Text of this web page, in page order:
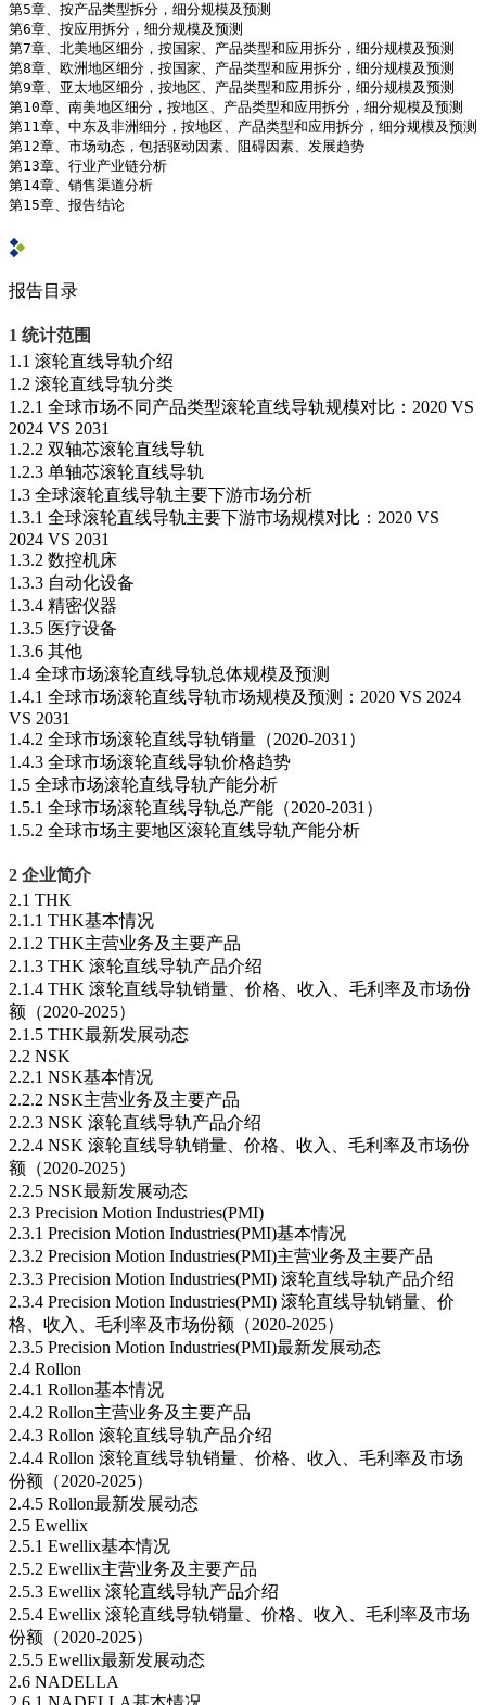
第5章、按产品类型拆分，细分规模及预测
第6章、按应用拆分，细分规模及预测
第7章、北美地区细分，按国家、产品类型和应用拆分，细分规模及预测
第8章、欧洲地区细分，按国家、产品类型和应用拆分，细分规模及预测
第9章、亚太地区细分，按地区、产品类型和应用拆分，细分规模及预测
第10章、南美地区细分，按地区、产品类型和应用拆分，细分规模及预测
第11章、中东及非洲细分，按地区、产品类型和应用拆分，细分规模及预测
第12章、市场动态，包括驱动因素、阻碍因素、发展趋势
第13章、行业产业链分析
第14章、销售渠道分析
第15章、报告结论
报告目录
1 统计范围
1.1 滚轮直线导轨介绍
1.2 滚轮直线导轨分类
1.2.1 全球市场不同产品类型滚轮直线导轨规模对比：2020 VS
2024 VS 2031
1.2.2 双轴芯滚轮直线导轨
1.2.3 单轴芯滚轮直线导轨
1.3 全球滚轮直线导轨主要下游市场分析
1.3.1 全球滚轮直线导轨主要下游市场规模对比：2020 VS
2024 VS 2031
1.3.2 数控机床
1.3.3 自动化设备
1.3.4 精密仪器
1.3.5 医疗设备
1.3.6 其他
1.4 全球市场滚轮直线导轨总体规模及预测
1.4.1 全球市场滚轮直线导轨市场规模及预测：2020 VS 2024
VS 2031
1.4.2 全球市场滚轮直线导轨销量（2020-2031）
1.4.3 全球市场滚轮直线导轨价格趋势
1.5 全球市场滚轮直线导轨产能分析
1.5.1 全球市场滚轮直线导轨总产能（2020-2031）
1.5.2 全球市场主要地区滚轮直线导轨产能分析
2 企业简介
2.1 THK
2.1.1 THK基本情况
2.1.2 THK主营业务及主要产品
2.1.3 THK 滚轮直线导轨产品介绍
2.1.4 THK 滚轮直线导轨销量、价格、收入、毛利率及市场份
额（2020-2025）
2.1.5 THK最新发展动态
2.2 NSK
2.2.1 NSK基本情况
2.2.2 NSK主营业务及主要产品
2.2.3 NSK 滚轮直线导轨产品介绍
2.2.4 NSK 滚轮直线导轨销量、价格、收入、毛利率及市场份
额（2020-2025）
2.2.5 NSK最新发展动态
2.3 Precision Motion Industries(PMI)
2.3.1 Precision Motion Industries(PMI)基本情况
2.3.2 Precision Motion Industries(PMI)主营业务及主要产品
2.3.3 Precision Motion Industries(PMI) 滚轮直线导轨产品介绍
2.3.4 Precision Motion Industries(PMI) 滚轮直线导轨销量、价
格、收入、毛利率及市场份额（2020-2025）
2.3.5 Precision Motion Industries(PMI)最新发展动态
2.4 Rollon
2.4.1 Rollon基本情况
2.4.2 Rollon主营业务及主要产品
2.4.3 Rollon 滚轮直线导轨产品介绍
2.4.4 Rollon 滚轮直线导轨销量、价格、收入、毛利率及市场
份额（2020-2025）
2.4.5 Rollon最新发展动态
2.5 Ewellix
2.5.1 Ewellix基本情况
2.5.2 Ewellix主营业务及主要产品
2.5.3 Ewellix 滚轮直线导轨产品介绍
2.5.4 Ewellix 滚轮直线导轨销量、价格、收入、毛利率及市场
份额（2020-2025）
2.5.5 Ewellix最新发展动态
2.6 NADELLA